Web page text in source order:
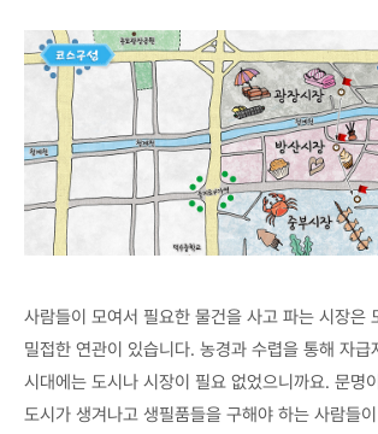
사람들이 모여서 필요한 물건을 사고 파는 시장은
밀접한 연관이 있습니다. 농경과 수렵을 통해 자급
시대에는 도시나 시장이 필요 없었으니까요. 문명
도시가 생겨나고 생필품들을 구해야 하는 사람들